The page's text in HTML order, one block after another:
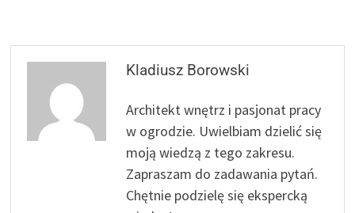
Kladiusz Borowski
Architekt wnętrz i pasjonat pracy
w ogrodzie. Uwielbiam dzielić się
moją wiedzą z tego zakresu.
Zapraszam do zadawania pytań.
Chętnie podzielę się ekspercką